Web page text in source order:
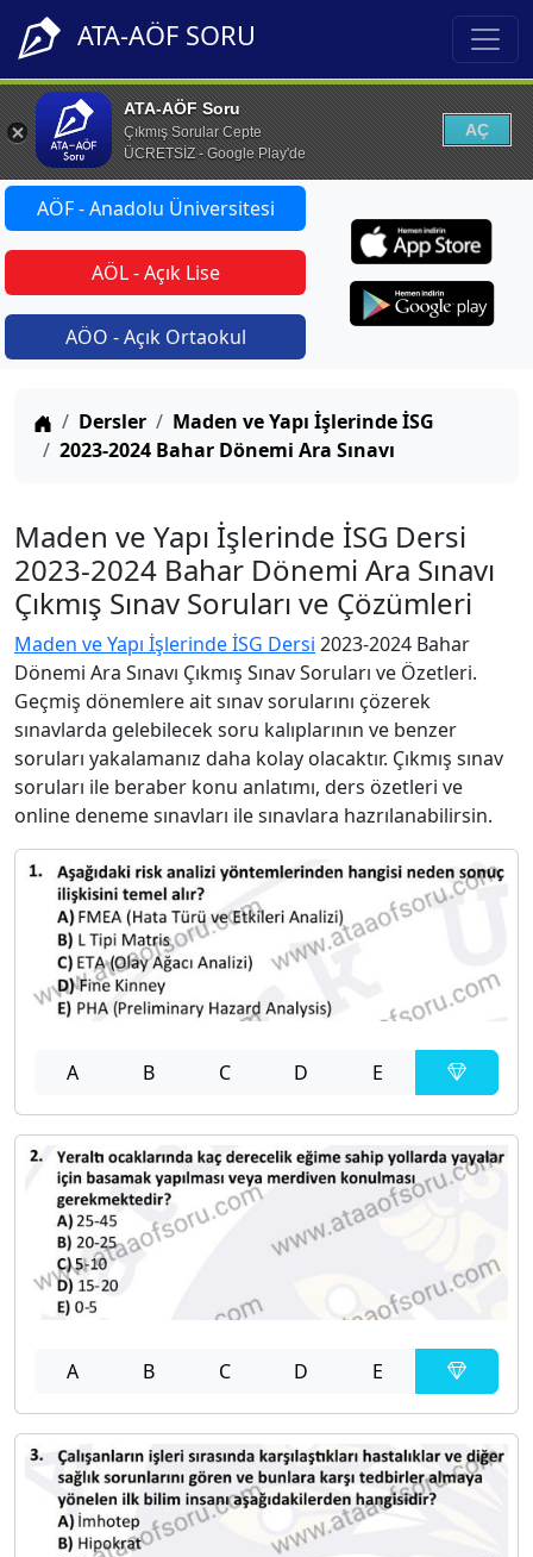
ATA-AÖF SORU
ATA-AÖF Soru
Çıkmış Sorular Cepte
ÜCRETSİZ - Google Play'de
AÇ
AÖF - Anadolu Üniversitesi
AÖL - Açık Lise
AÖO - Açık Ortaokul
Anasayfa
Dersler
Maden ve Yapı İşlerinde İSG
2023-2024 Bahar Dönemi Ara Sınavı
Maden ve Yapı İşlerinde İSG Dersi
2023-2024 Bahar Dönemi Ara Sınavı
Çıkmış Sınav Soruları ve Çözümleri
Maden ve Yapı İşlerinde İSG Dersi 2023-2024 Bahar
Dönemi Ara Sınavı Çıkmış Sınav Soruları ve Özetleri.
Geçmiş dönemlere ait sınav sorularını çözerek
sınavlarda gelebilecek soru kalıplarının ve benzer
soruları yakalamanız daha kolay olacaktır. Çıkmış sınav
soruları ile beraber konu anlatımı, ders özetleri ve
online deneme sınavları ile sınavlara hazrılanabilirsin.
A B C D E
A B C D E